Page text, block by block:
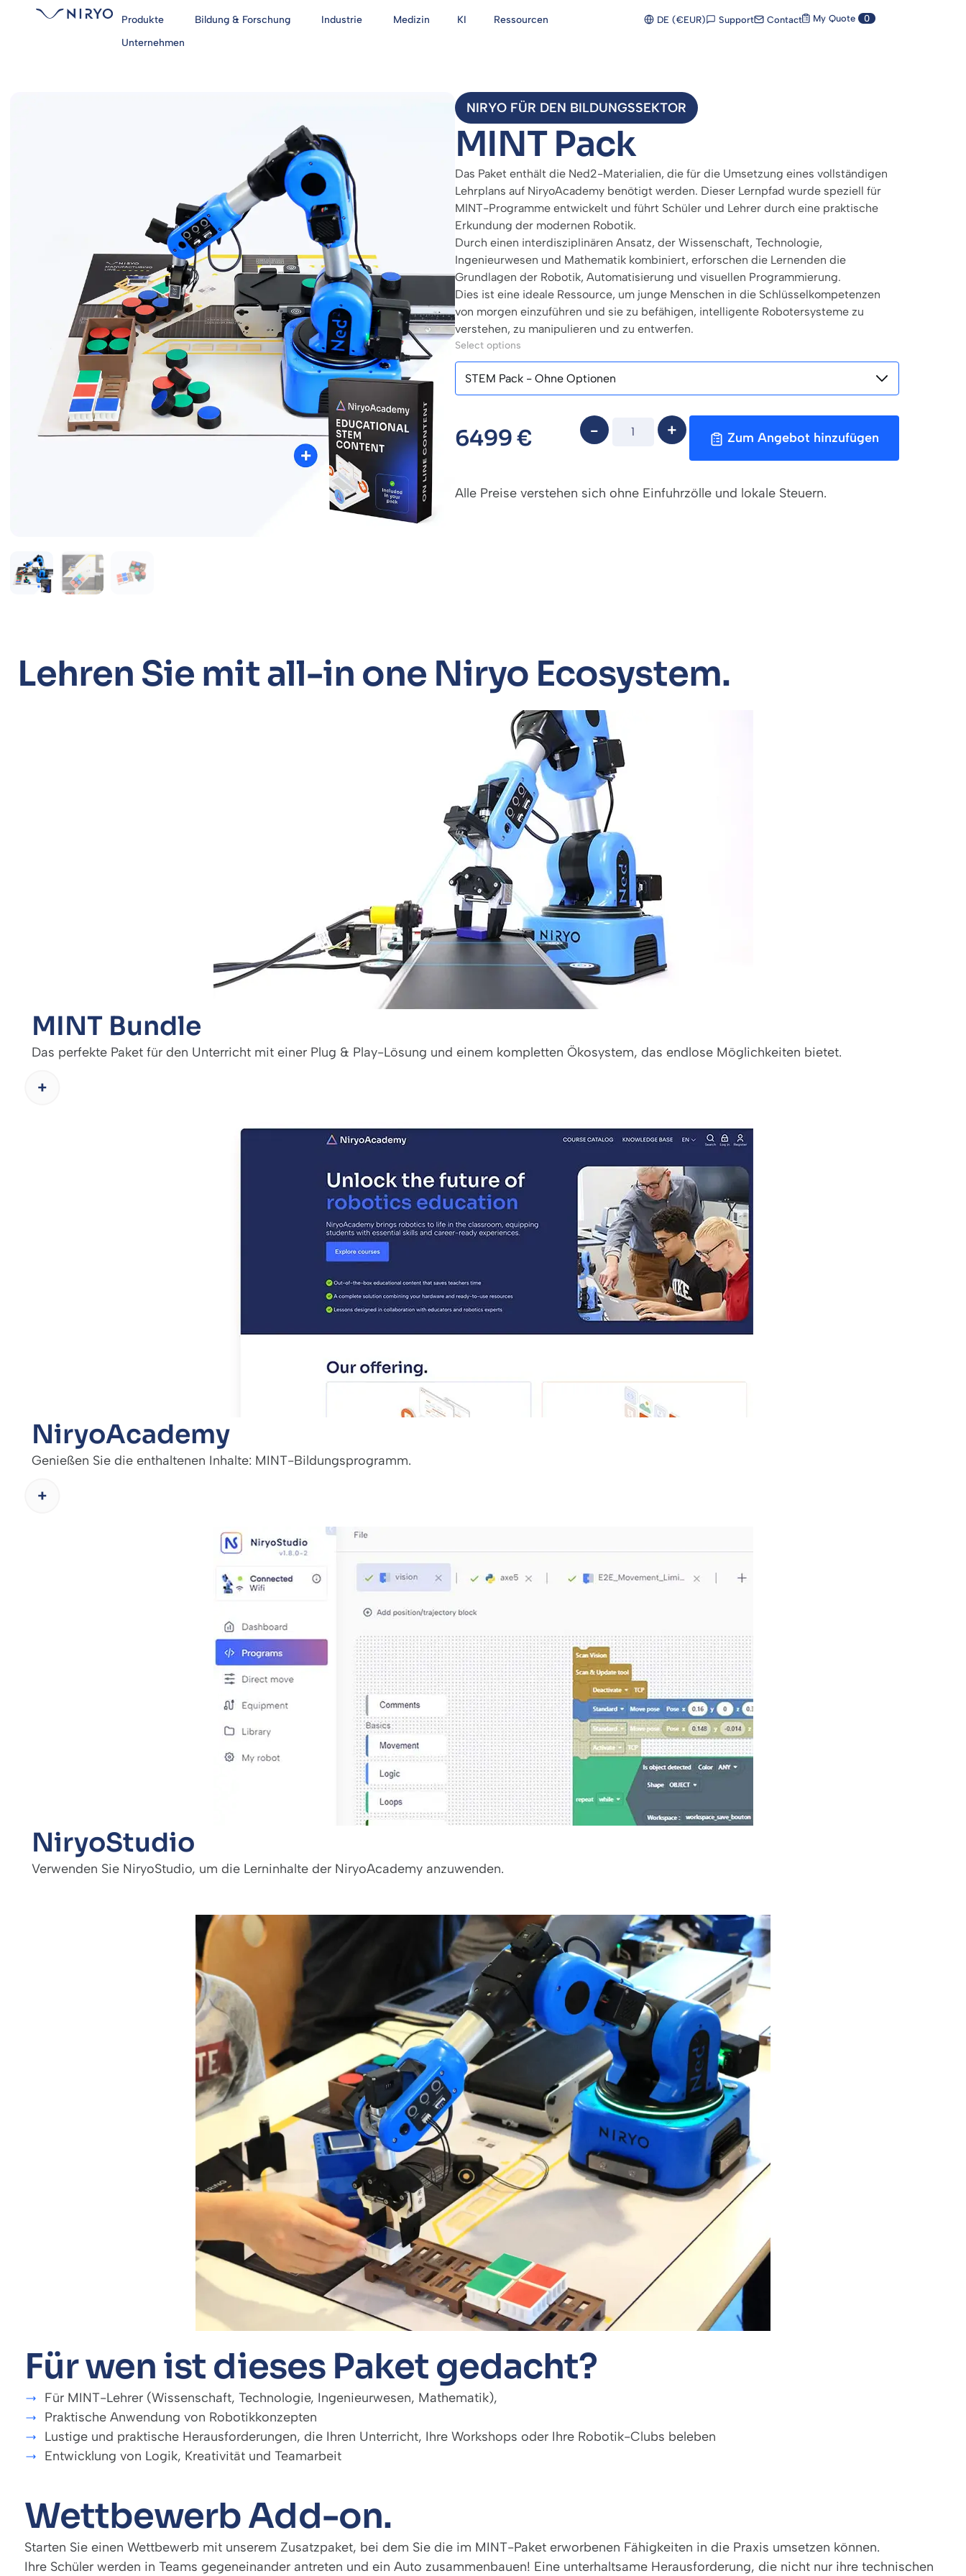
Produkte Bildung & Forschung Industrie Medizin KI
Ressourcen
Unternehmen
DE (€EUR) Support Contact My Quote 0
NIRYO FÜR DEN BILDUNGSSEKTOR
MINT Pack
Das Paket enthält die Ned2-Materialien, die für die Umsetzung eines vollständigen
Lehrplans auf NiryoAcademy benötigt werden. Dieser Lernpfad wurde speziell für
MINT-Programme entwickelt und führt Schüler und Lehrer durch eine praktische
Erkundung der modernen Robotik.
Durch einen interdisziplinären Ansatz, der Wissenschaft, Technologie,
Ingenieurwesen und Mathematik kombiniert, erforschen die Lernenden die
Grundlagen der Robotik, Automatisierung und visuellen Programmierung.
Dies ist eine ideale Ressource, um junge Menschen in die Schlüsselkompetenzen
von morgen einzuführen und sie zu befähigen, intelligente Robotersysteme zu
verstehen, zu manipulieren und zu entwerfen.
Select options
6499€ Zum Angebot hinzufügen
Alle Preise verstehen sich ohne Einfuhrzölle und lokale Steuern.
Lehren Sie mit all-in one Niryo Ecosystem.
MINT Bundle
Das perfekte Paket für den Unterricht mit einer Plug & Play-Lösung und einem kompletten Ökosystem, das endlose Möglichkeiten bietet.
NiryoAcademy
Genießen Sie die enthaltenen Inhalte: MINT-Bildungsprogramm.
NiryoStudio
Verwenden Sie NiryoStudio, um die Lerninhalte der NiryoAcademy anzuwenden.
Für wen ist dieses Paket gedacht?
Für MINT-Lehrer (Wissenschaft, Technologie, Ingenieurwesen, Mathematik),
Praktische Anwendung von Robotikkonzepten
Lustige und praktische Herausforderungen, die Ihren Unterricht, Ihre Workshops oder Ihre Robotik-Clubs beleben
Entwicklung von Logik, Kreativität und Teamarbeit
Wettbewerb Add-on.
Starten Sie einen Wettbewerb mit unserem Zusatzpaket, bei dem Sie die im MINT-Paket erworbenen Fähigkeiten in die Praxis umsetzen können.
Ihre Schüler werden in Teams gegeneinander antreten und ein Auto zusammenbauen! Eine unterhaltsame Herausforderung, die nicht nur ihre technischen